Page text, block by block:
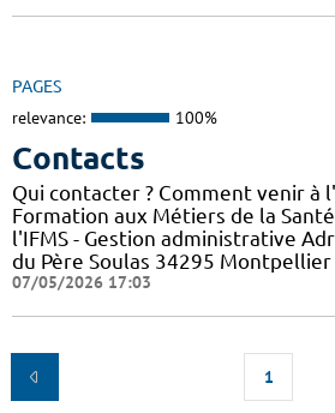
PAGES
relevance: 100%
Contacts
Qui contacter ? Comment venir à
Formation aux Métiers de la
l'IFMS - Gestion administrative
du Père Soulas 34295 Montpellier
07/05/2026 17:03
1